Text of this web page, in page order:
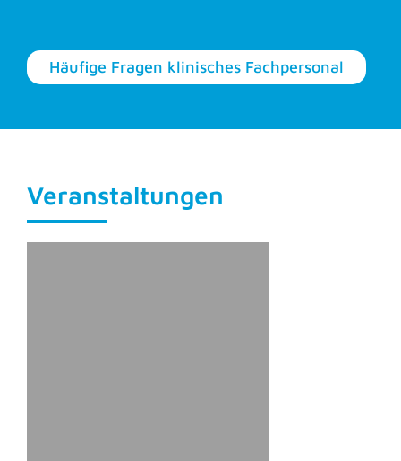
Häufige Fragen klinisches Fachpersonal
Veranstaltungen